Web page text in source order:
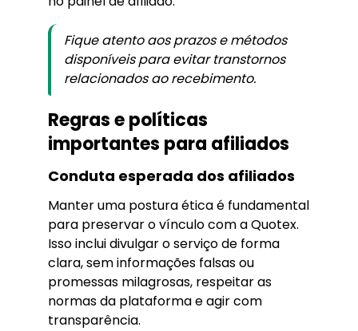
Fique atento aos prazos e métodos
disponíveis para evitar transtornos
relacionados ao recebimento.
Regras e políticas
importantes para afiliados
Conduta esperada dos afiliados
Manter uma postura ética é fundamental
para preservar o vínculo com a Quotex.
Isso inclui divulgar o serviço de forma
clara, sem informações falsas ou
promessas milagrosas, respeitar as
normas da plataforma e agir com
transparência.